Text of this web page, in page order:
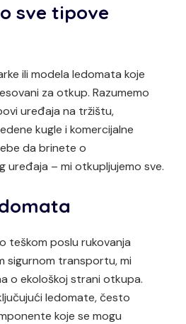
sve tipove
ili modela ledomata koje
za otkup. Razumemo
uređaja na tržištu,
kugle i komercijalne
da brinete o
uređaja – mi otkupljujemo sve.
teškom poslu rukovanja
sigurnom transportu, mi
o ekološkoj strani otkupa.
ledomate, često
koje se mogu